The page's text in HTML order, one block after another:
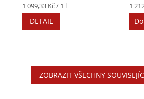
Měrná
cena:
1 099,33 Kč / 1 l
DETAIL
cena:
1
ZOBRAZIT VŠECHNY